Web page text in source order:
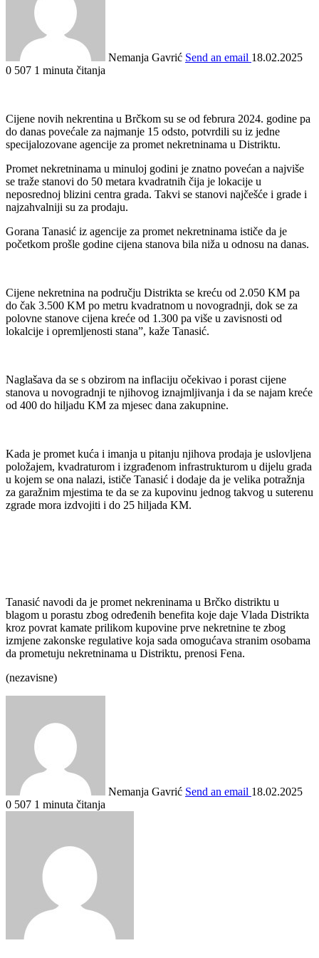
Nemanja Gavrić Send an email 18.02.2025
0 507 1 minuta čitanja
Cijene novih nekrentina u Brčkom su se od februra 2024. godine pa
do danas povećale za najmanje 15 odsto, potvrdili su iz jedne
specijalozovane agencije za promet nekretninama u Distriktu.
Promet nekretninama u minuloj godini je znatno povećan a najviše
se traže stanovi do 50 metara kvadratnih čija je lokacije u
neposrednoj blizini centra grada. Takvi se stanovi najčešće i grade i
najzahvalniji su za prodaju.
Gorana Tanasić iz agencije za promet nekretninama ističe da je
početkom prošle godine cijena stanova bila niža u odnosu na danas.
Cijene nekretnina na području Distrikta se kreću od 2.050 KM pa
do čak 3.500 KM po metru kvadratnom u novogradnji, dok se za
polovne stanove cijena kreće od 1.300 pa više u zavisnosti od
lokalcije i opremljenosti stana”, kaže Tanasić.
Naglašava da se s obzirom na inflaciju očekivao i porast cijene
stanova u novogradnji te njihovog iznajmljivanja i da se najam kreće
od 400 do hiljadu KM za mjesec dana zakupnine.
Kada je promet kuća i imanja u pitanju njihova prodaja je uslovljena
položajem, kvadraturom i izgrađenom infrastrukturom u dijelu grada
u kojem se ona nalazi, ističe Tanasić i dodaje da je velika potražnja
za garažnim mjestima te da se za kupovinu jednog takvog u suterenu
zgrade mora izdvojiti i do 25 hiljada KM.
Tanasić navodi da je promet nekreninama u Brčko distriktu u
blagom u porastu zbog određenih benefita koje daje Vlada Distrikta
kroz povrat kamate prilikom kupovine prve nekretnine te zbog
izmjene zakonske regulative koja sada omogućava stranim osobama
da prometuju nekretninama u Distriktu, prenosi Fena.
(nezavisne)
Nemanja Gavrić Send an email 18.02.2025
0 507 1 minuta čitanja